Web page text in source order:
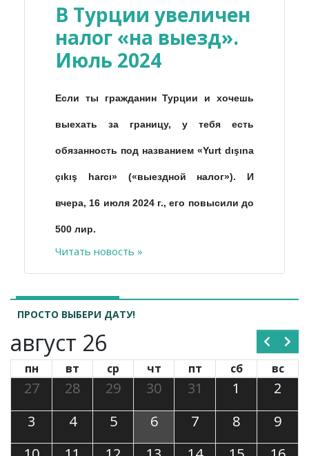
В Турции увеличен
налог «на выезд».
Июль 2024
Если ты гражданин Турции и хочешь
выехать за границу, у тебя есть
обязанность под названием «Yurt dışına
çıkış harcı» («выездной налог»). И
вчера, 16 июля 2024 г., его повысили до
500 лир.
Читать новость »
ПРОСТО ВЫБЕРИ ДАТУ!
август 26
пн вт ср чт пт сб вс
27 28 29 30 31 1
2
3
4 5 6 7 8
9